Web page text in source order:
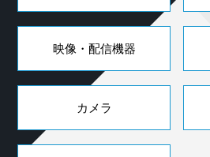
映像・配信機器
カメラ